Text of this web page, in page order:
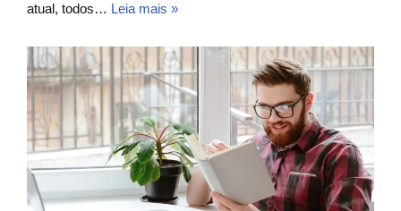
atual, todos… Leia mais »